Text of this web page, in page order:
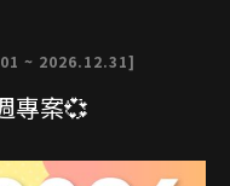
~ 2026.12.31]
專案💞